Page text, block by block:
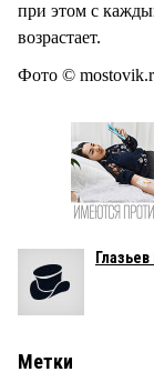
при этом с
возрастает.
Фото ©
Метки